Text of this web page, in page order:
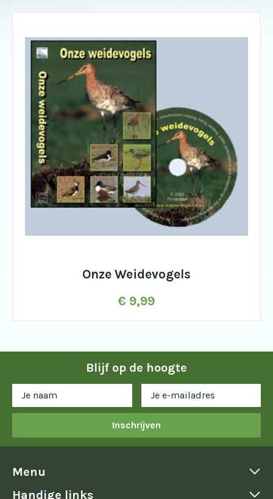
Onze Weidevogels
€ 9,99
Blijf op de hoogte
Inschrijven
Menu
Handige links